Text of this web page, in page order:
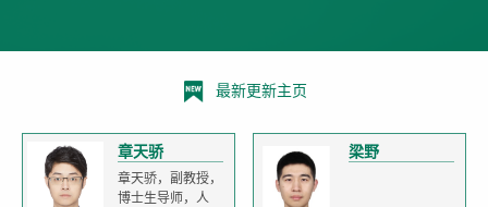
最新更新主页
章天骄
章天骄，副教授，
博士生导师，人
梁野